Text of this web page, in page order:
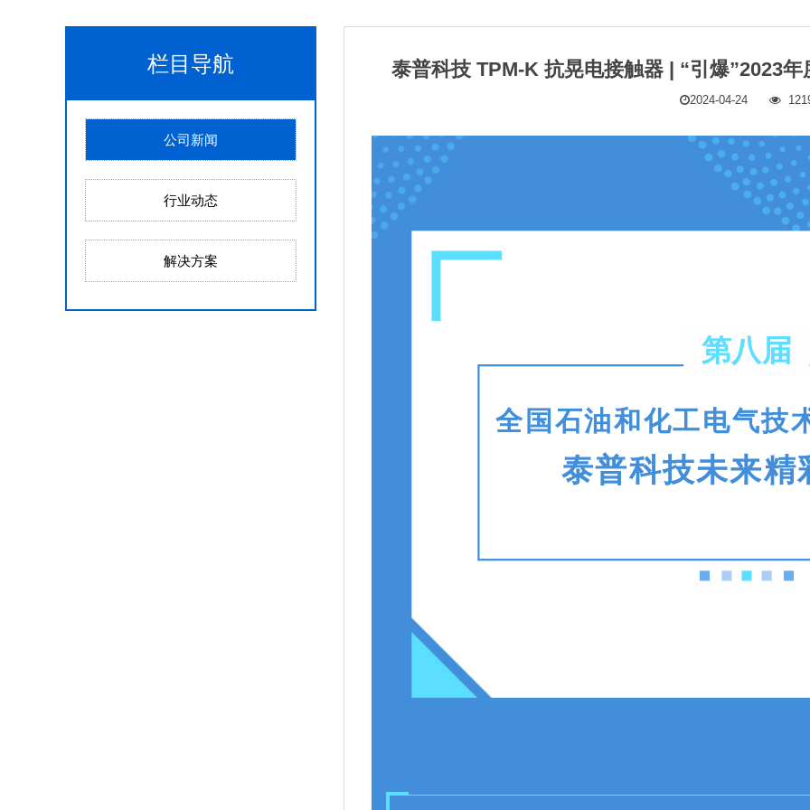
栏目导航
公司新闻
行业动态
解决方案
泰普科技 TPM-K 抗晃电接触器 | “引爆”2023
2024-04-24
第八届
全国石油和化工电气技
泰普科技未来精